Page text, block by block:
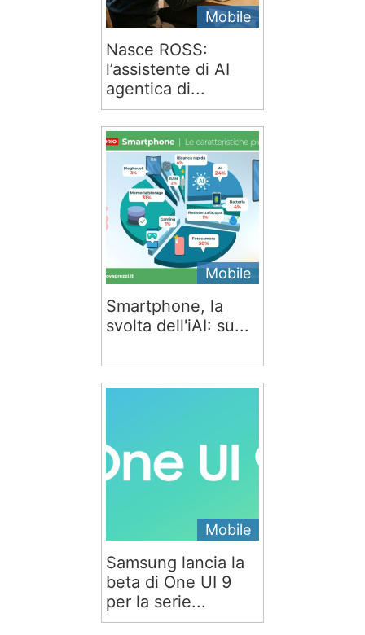
Mobile
Nasce ROSS:
l’assistente di AI
agentica di...
Mobile
Smartphone, la
svolta dell'iAI: su...
Mobile
Samsung lancia la
beta di One UI 9
per la serie...